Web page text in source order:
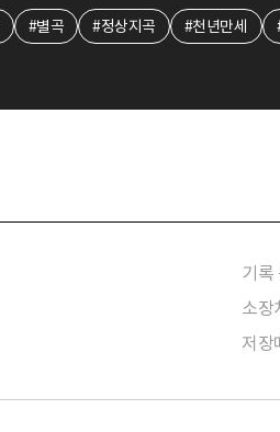
#별곡 #정상지곡 #천년만세
기록
소장
저장